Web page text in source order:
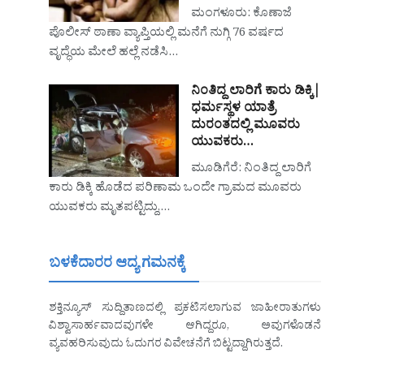
ಮಂಗಳೂರು: ಕೊಣಾಜೆ
ಪೊಲೀಸ್ ಠಾಣಾ ವ್ಯಾಪ್ತಿಯಲ್ಲಿ ಮನೆಗೆ ನುಗ್ಗಿ 76 ವರ್ಷದ
ವೃದ್ಧೆಯ ಮೇಲೆ ಹಲ್ಲೆ ನಡೆಸಿ…
ನಿಂತಿದ್ದ ಲಾರಿಗೆ ಕಾರು ಡಿಕ್ಕಿ|
ಧರ್ಮಸ್ಥಳ ಯಾತ್ರೆ
ದುರಂತದಲ್ಲಿ ಮೂವರು
ಯುವಕರು…
ಮೂಡಿಗೆರೆ: ನಿಂತಿದ್ದ ಲಾರಿಗೆ
ಕಾರು ಡಿಕ್ಕಿ ಹೊಡೆದ ಪರಿಣಾಮ ಒಂದೇ ಗ್ರಾಮದ ಮೂವರು
ಯುವಕರು ಮೃತಪಟ್ಟಿದ್ದು,…
ಬಳಕೆದಾರರ ಆದ್ಯ ಗಮನಕ್ಕೆ
ಶಕ್ತಿನ್ಯೂಸ್ ಸುದ್ದಿತಾಣದಲ್ಲಿ ಪ್ರಕಟಿಸಲಾಗುವ ಜಾಹೀರಾತುಗಳು
ವಿಶ್ವಾಸಾರ್ಹವಾದವುಗಳೇ ಆಗಿದ್ದರೂ, ಅವುಗಳೊಡನೆ
ವ್ಯವಹರಿಸುವುದು ಓದುಗರ ವಿವೇಚನೆಗೆ ಬಿಟ್ಟದ್ದಾಗಿರುತ್ತದೆ.